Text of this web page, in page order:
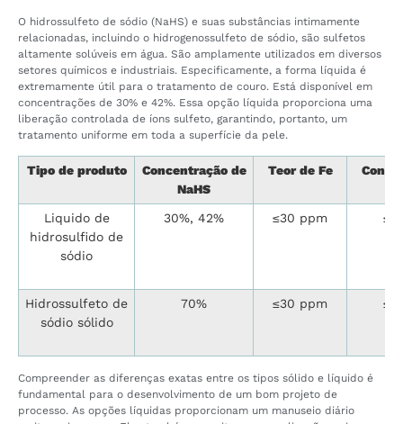
O hidrossulfeto de sódio (NaHS) e suas substâncias intimamente
relacionadas, incluindo o hidrogenossulfeto de sódio, são sulfetos
altamente solúveis em água. São amplamente utilizados em diversos
setores químicos e industriais. Especificamente, a forma líquida é
extremamente útil para o tratamento de couro. Está disponível em
concentrações de 30% e 42%. Essa opção líquida proporciona uma
liberação controlada de íons sulfeto, garantindo, portanto, um
tratamento uniforme em toda a superfície da pele.
Tipo de produto
Concentração de
NaHS
Teor de Fe
Liquido de
hidrosulfido de
sódio
30%, 42% ≤30 ppm
Hidrossulfeto de
sódio sólido
70% ≤30 ppm
Compreender as diferenças exatas entre os tipos sólido e líquido é
fundamental para o desenvolvimento de um bom projeto de
processo. As opções líquidas proporcionam um manuseio diário